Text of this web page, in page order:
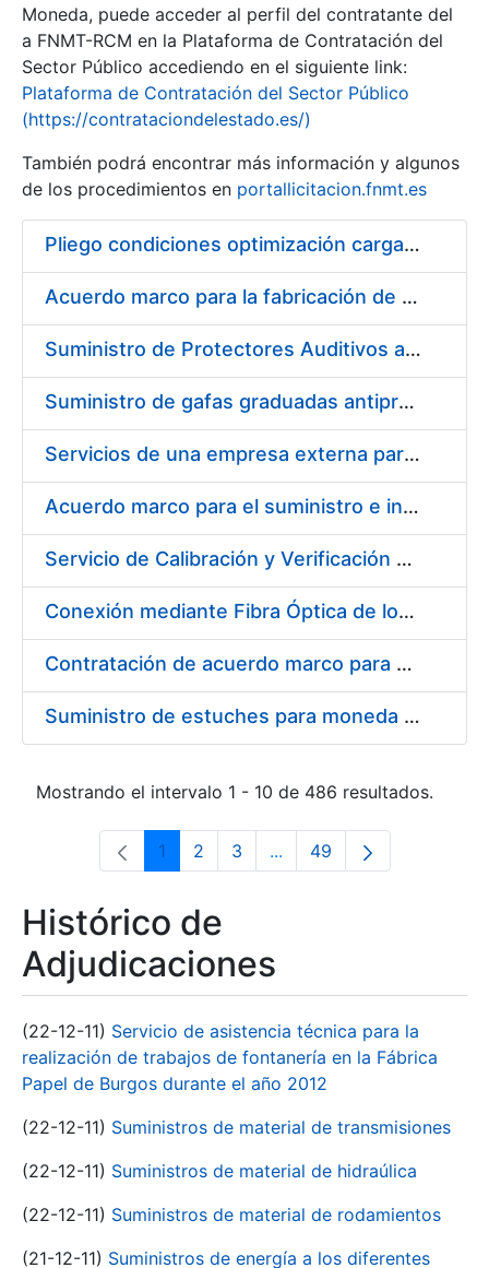
Moneda, puede acceder al perfil del contratante del
a FNMT-RCM en la Plataforma de Contratación del
Sector Público accediendo en el siguiente link:
Plataforma de Contratación del Sector Público
(https://contrataciondelestado.es/)
También podrá encontrar más información y algunos
de los procedimientos en portallicitacion.fnmt.es
Pliego condiciones optimización cargas compras firmado
Acuerdo marco para la fabricación de piezas
Suministro de Protectores Auditivos a medida para las personas trabajadoras de los Centros de Trabajo de Madrid y Burgos
Suministro de gafas graduadas antiproyecciones para los trabajadores de la FNMT-RCM en los centros de trabajo de Madrid y Burgos
Servicios de una empresa externa para el asesoramiento y resolución de los recursos de alzada que se presentan relacionados con procesos de selección para la FNMT-RCM
Acuerdo marco para el suministro e instalación de persianas, estores y otros complementos
Servicio de Calibración y Verificación Externa de los Equipos de Medición del Servicio de Prevención de la FNMT-RCM
Conexión mediante Fibra Óptica de los Centros de Proceso de Datos (CPDs) de las sedes de la FNMT-RCM de Burgos y Madrid
Contratación de acuerdo marco para el Suministro de Material de Electricidad para la Fábrica Nacional de Moneda y Timbre-Real Casa de la Moneda en su centro de trabajo de Burgos
Suministro de estuches para moneda de 30 €
Mostrando el intervalo 1 - 10 de 486 resultados.
Página
1 Página
2 Página
3 ...Páginas intermedias Use
Página
49
Histórico de
Adjudicaciones
(22-12-11) Servicio de asistencia técnica para la
realización de trabajos de fontanería en la Fábrica
Papel de Burgos durante el año 2012
(22-12-11) Suministros de material de transmisiones
(22-12-11) Suministros de material de hidraúlica
(22-12-11) Suministros de material de rodamientos
(21-12-11) Suministros de energía a los diferentes